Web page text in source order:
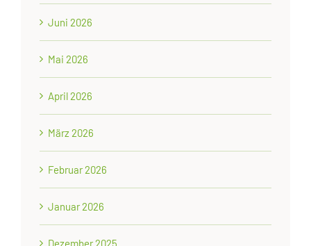
Juni 2026
Mai 2026
April 2026
März 2026
Februar 2026
Januar 2026
Dezember 2025